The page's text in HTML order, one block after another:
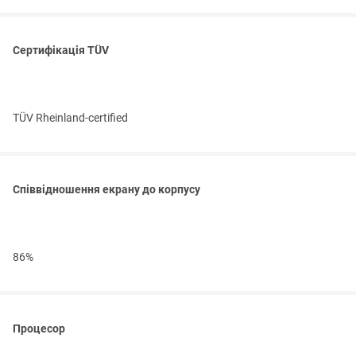
Сертифікація TÜV
TÜV Rheinland-certified
Співвідношення екрану до корпусу
86%
Процесор